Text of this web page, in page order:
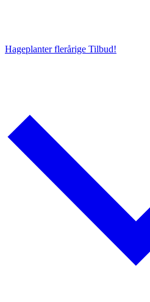
Hageplanter flerårige Tilbud!